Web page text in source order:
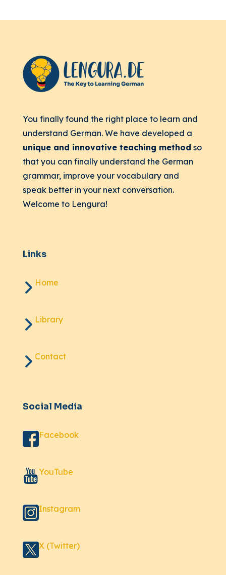
You finally found the right place to learn and
understand German. We have developed a
unique and innovative teaching method so
that you can finally understand the German
grammar, improve your vocabulary and
speak better in your next conversation.
Welcome to Lengura!
Links
Home
Library
Contact
Social Media
Facebook
YouTube
Instagram
X (Twitter)